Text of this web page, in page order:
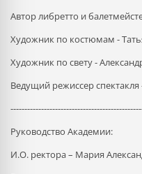
Автор либретто и
Художник по костюмам -
Художник по свету -
Ведущий режиссер
Руководство Академии:
И.О. ректора – Мария